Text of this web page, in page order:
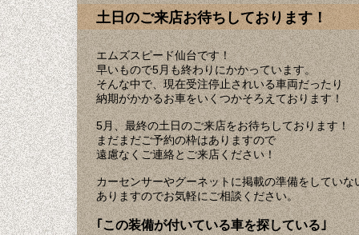
土日のご来店お待ちしております！
エムズスピード仙台です！
早いもので5月も終わりにかかっています。
そんな中で、現在受注停止されいる車両だったり
納期がかかるお車をいくつかそろえております！
5月、最終の土日のご来店をお待ちしております！
まだまだご予約の枠はありますので
遠慮なくご連絡とご来店ください！
カーセンサーやグーネットに掲載の準備をしていな
ありますのでお気軽にご相談ください。
｢この装備が付いている車を探している｣